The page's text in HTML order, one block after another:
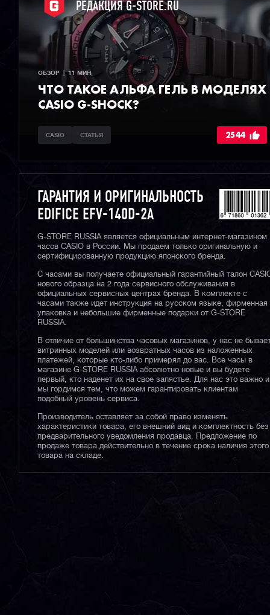
РЕДАКЦИЯ G-STORE.RU
ОБЗОР  |  11 МИН
ЧТО ТАКОЕ АЛЬФА ГЕЛЬ В МОДЕЛЯХ
CASIO G-SHOCK?
CASIO СТАТЬЯ 2544
ГАРАНТИЯ И ОРИГИНАЛЬНОСТЬ
EDIFICE EFV-140D-2A
G-STORE RUSSIA является официальным интернет-магазином
часов CASIO в России. Мы продаем только оригинальную и
сертифицированную продукцию японского бренда.
С часами вы получаете официальный гарантийный талон
нового образца на 2 года сервисного обслуживания в
официальных сервисных центрах бренда. В комплекте с
часами также идет инструкция на русском языке, фирменная
упаковка и небольшие фирменные подарки от G-STORE
RUSSIA.
В отличие от большинства часовых магазинов, у нас не
витринных моделей или возвратных часов из наложенных
платежей, которые кто-либо примерял до вас. Все часы в
магазине G-STORE RUSSIA абсолютно новые и вы будете
первый, кто наденет их на свое запястье. Для нас это важно и
мы гордимся тем, что можем гарантировать клиентам
подобный уровень сервиса.
Производитель оставляет за собой право изменять
характеристики товара, его внешний вид и комплектность без
предварительного уведомления продавца. Предложение по
продаже товара действительно в течение срока наличия этого
товара на складе.